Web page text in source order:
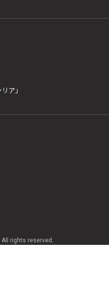
ア」
All rights reserved.